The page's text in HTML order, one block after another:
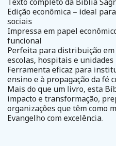
Edição econômica – ideal
sociais
Impressa em papel
funcional
Perfeita para distribuição em
escolas, hospitais e
Ferramenta eficaz para
ensino e à propagação da fé
Mais do que um livro, esta
impacto e transformação,
organizações que têm como
Evangelho com excelência.